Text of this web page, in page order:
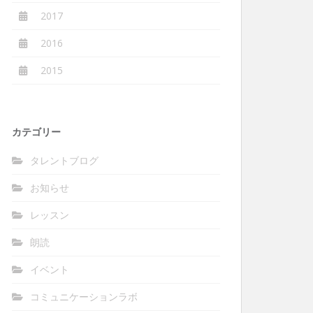
2017
2016
2015
カテゴリー
タレントブログ
お知らせ
レッスン
朗読
イベント
コミュニケーションラボ